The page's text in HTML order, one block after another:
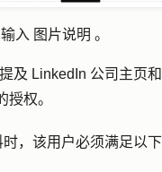
入 图片说明 。
及 LinkedIn 公司主页
授权。
，该用户必须满足以